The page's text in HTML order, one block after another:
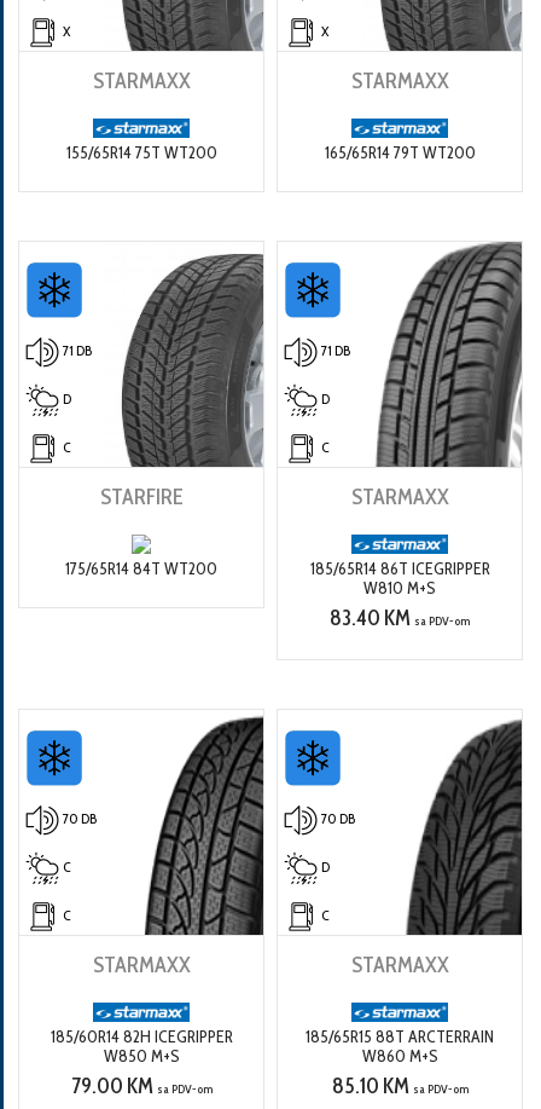
X
STARMAXX
155/65R14 75T WT200
X
STARMAXX
165/65R14 79T WT200
71 DB
D
C
STARFIRE
175/65R14 84T WT200
71 DB
D
C
STARMAXX
185/65R14 86T ICEGRIPPER
W810 M+S
83.40 KM sa PDV-om
70 DB
C
C
STARMAXX
185/60R14 82H ICEGRIPPER
W850 M+S
79.00 KM sa PDV-om
70 DB
D
C
STARMAXX
185/65R15 88T ARCTERRAIN
W860 M+S
85.10 KM sa PDV-om